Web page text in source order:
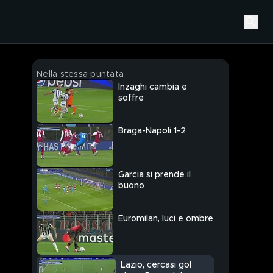
Nella stessa puntata
Inzaghi cambia e
soffre
Braga-Napoli 1-2
Garcia si prende il
buono
Euromilan, luci e ombre
Lazio, cercasi gol